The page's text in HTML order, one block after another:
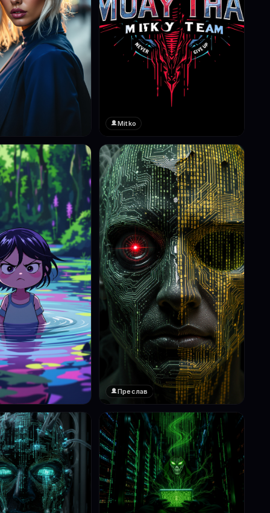
Mitko
❤️
Преслав